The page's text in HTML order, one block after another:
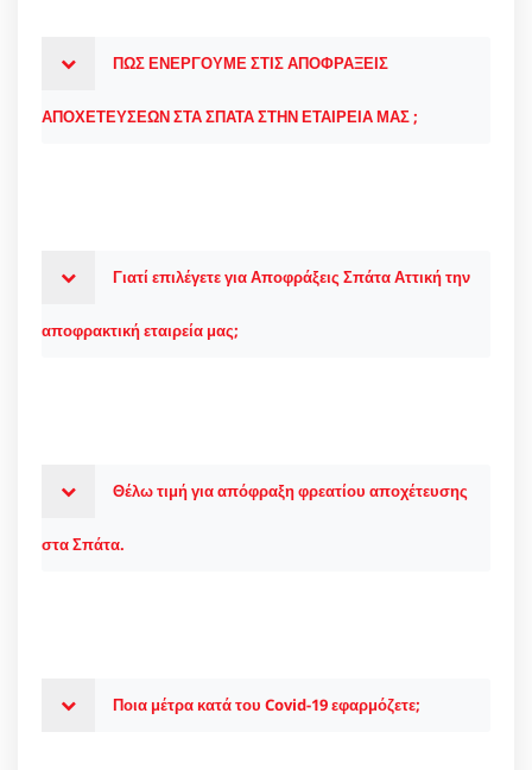
ΠΩΣ ΕΝΕΡΓΟΥΜΕ ΣΤΙΣ ΑΠΟΦΡΑΞΕΙΣ
ΑΠΟΧΕΤΕΥΣΕΩΝ ΣΤΑ ΣΠΑΤΑ ΣΤΗΝ ΕΤΑΙΡΕΙΑ ΜΑΣ ;
Γιατί επιλέγετε για Αποφράξεις Σπάτα Αττική την
αποφρακτική εταιρεία μας;
Θέλω τιμή για απόφραξη φρεατίου αποχέτευσης
στα Σπάτα.
Ποια μέτρα κατά του Covid-19 εφαρμόζετε;